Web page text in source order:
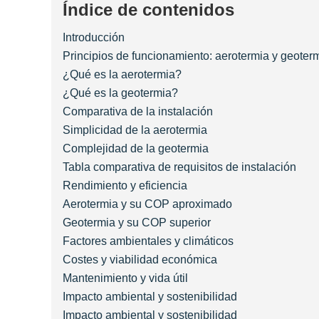
Índice de contenidos
Introducción
Principios de funcionamiento: aerotermia y
¿Qué es la aerotermia?
¿Qué es la geotermia?
Comparativa de la instalación
Simplicidad de la aerotermia
Complejidad de la geotermia
Tabla comparativa de requisitos de instalación
Rendimiento y eficiencia
Aerotermia y su COP aproximado
Geotermia y su COP superior
Factores ambientales y climáticos
Costes y viabilidad económica
Mantenimiento y vida útil
Impacto ambiental y sostenibilidad
Impacto ambiental y sostenibilidad